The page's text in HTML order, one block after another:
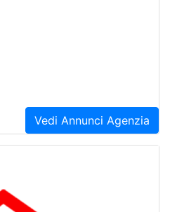
Vedi Annunci Agenzia